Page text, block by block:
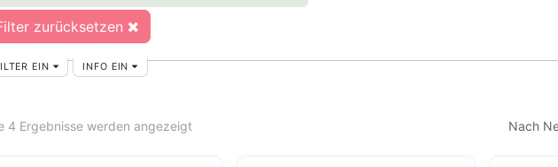
zurücksetzen
EIN INFO EIN
4 Ergebnisse werden angezeigt